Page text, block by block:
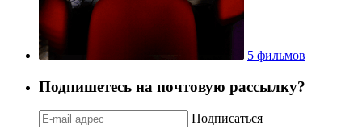
5 фильмов
Подпишетесь на почтовую рассылку?
Подписаться